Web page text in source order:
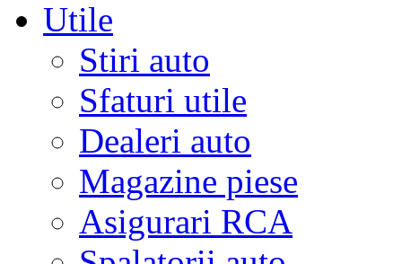
Utile
Stiri auto
Sfaturi utile
Dealeri auto
Magazine piese
Asigurari RCA